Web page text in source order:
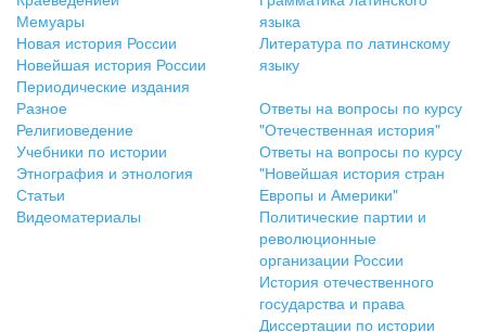
Мемуары
Новая история России
Новейшая история России
Периодические издания
Разное
Религиоведение
Учебники по истории
Этнография и этнология
Статьи
Видеоматериалы
языка
Литература по латинскому
языку
Ответы на вопросы по курсу
"Отечественная история"
Ответы на вопросы по курсу
"Новейшая история стран
Европы и Америки"
Политические партии и
революционные
организации России
История отечественного
государства и права
Диссертации по истории